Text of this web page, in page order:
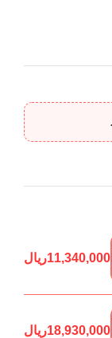
11,340,000ریال
18,930,000ریال